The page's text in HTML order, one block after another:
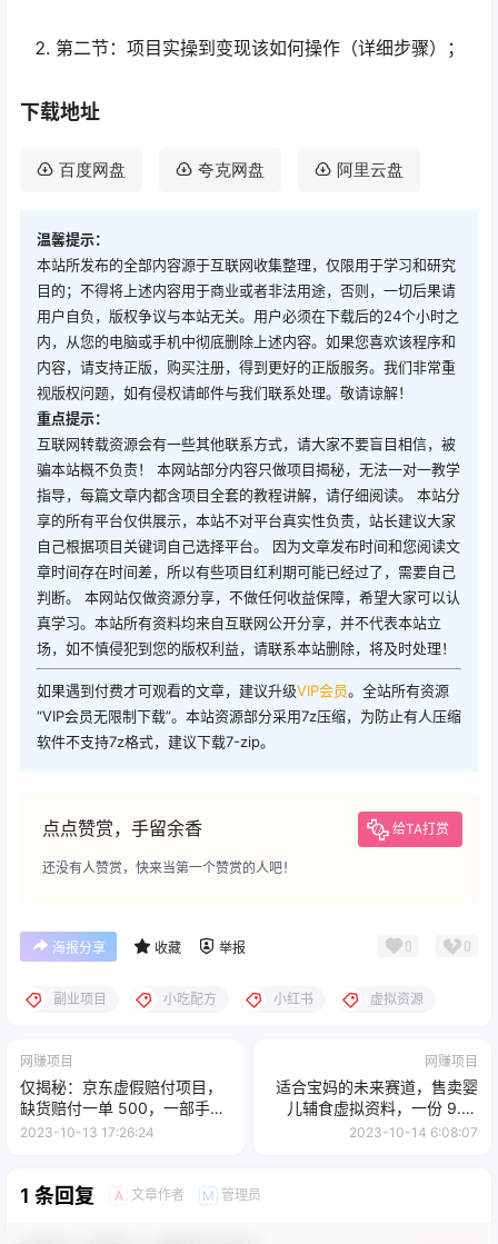
第二节：项目实操到变现该如何操作（详细步骤）；
下载地址
百度网盘 夸克网盘 阿里云盘
温馨提示：
本站所发布的全部内容源于互联网收集整理，仅限用于学习和研究
目的；不得将上述内容用于商业或者非法用途，否则，一切后果请
用户自负，版权争议与本站无关。用户必须在下载后的24个小时之
内，从您的电脑或手机中彻底删除上述内容。如果您喜欢该程序和
内容，请支持正版，购买注册，得到更好的正版服务。我们非常重
视版权问题，如有侵权请邮件与我们联系处理。敬请谅解！
重点提示：
互联网转载资源会有一些其他联系方式，请大家不要盲目相信，被
骗本站概不负责！ 本网站部分内容只做项目揭秘，无法一对一教学
指导，每篇文章内都含项目全套的教程讲解，请仔细阅读。 本站分
享的所有平台仅供展示，本站不对平台真实性负责，站长建议大家
自己根据项目关键词自己选择平台。 因为文章发布时间和您阅读文
章时间存在时间差，所以有些项目红利期可能已经过了，需要自己
判断。 本网站仅做资源分享，不做任何收益保障，希望大家可以认
真学习。本站所有资料均来自互联网公开分享，并不代表本站立
场，如不慎侵犯到您的版权利益，请联系本站删除，将及时处理！
如果遇到付费才可观看的文章，建议升级VIP会员。全站所有资源
“VIP会员无限制下载”。本站资源部分采用7z压缩，为防止有人压缩
软件不支持7z格式，建议下载7-zip。
点点赞赏，手留余香 给TA打赏
还没有人赞赏，快来当第一个赞赏的人吧！
海报分享 收藏 举报 0 0
副业项目 小吃配方 小红书 虚拟资源
网赚项目
仅揭秘：京东虚假赔付项目，
缺货赔付一单 500，一部手机
即可，教程视频详细完整
2023-10-13 17:26:24
网赚项目
适合宝妈的未来赛道，售卖婴
儿辅食虚拟资料，一份 9.9-
69.9 元闭眼赚钱
2023-10-14 6:08:07
1 条回复 A 文章作者 M 管理员